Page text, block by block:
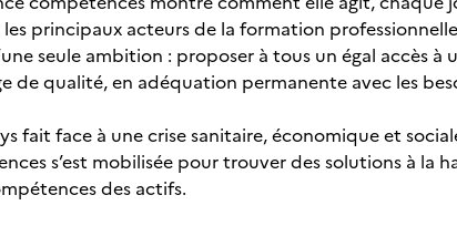
principaux acteurs de la formation
seule ambition : proposer à tous un égal accès à
de qualité, en adéquation permanente avec les
fait face à une crise sanitaire, économique et
s’est mobilisée pour trouver des solutions à la
des actifs.